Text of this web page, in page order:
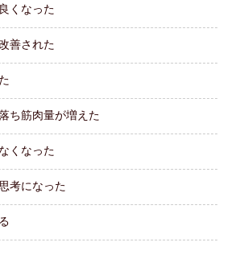
くなった
善された
ち筋肉量が増えた
くなった
考になった